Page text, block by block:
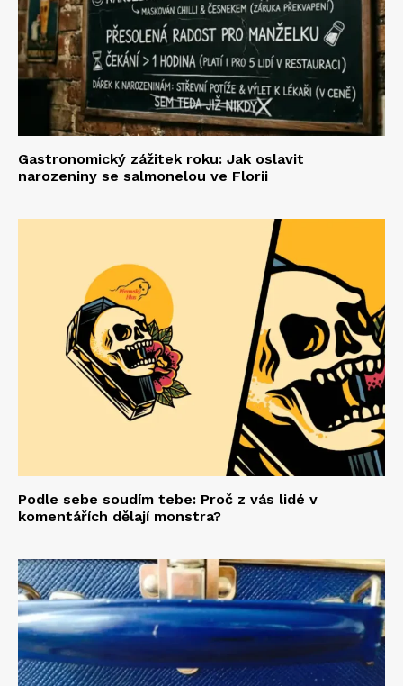
Gastronomický zážitek roku: Jak oslavit
narozeniny se salmonelou ve Florii
Podle sebe soudím tebe: Proč z vás lidé v
komentářích dělají monstra?